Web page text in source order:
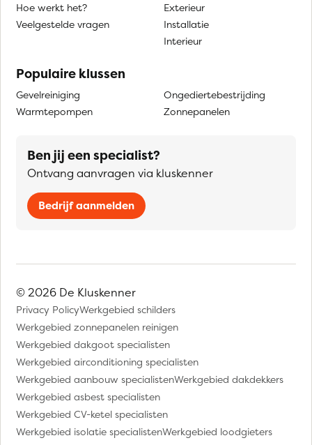
Hoe werkt het?
Veelgestelde vragen
Exterieur
Installatie
Interieur
Populaire klussen
Gevelreiniging
Warmtepompen
Ongediertebestrijding
Zonnepanelen
Ben jij een specialist?
Ontvang aanvragen via kluskenner
Bedrijf aanmelden
© 2026 De Kluskenner
Privacy PolicyWerkgebied schilders
Werkgebied zonnepanelen reinigen
Werkgebied dakgoot specialisten
Werkgebied airconditioning specialisten
Werkgebied aanbouw specialistenWerkgebied dakdekkers
Werkgebied asbest specialisten
Werkgebied CV-ketel specialisten
Werkgebied isolatie specialistenWerkgebied loodgieters